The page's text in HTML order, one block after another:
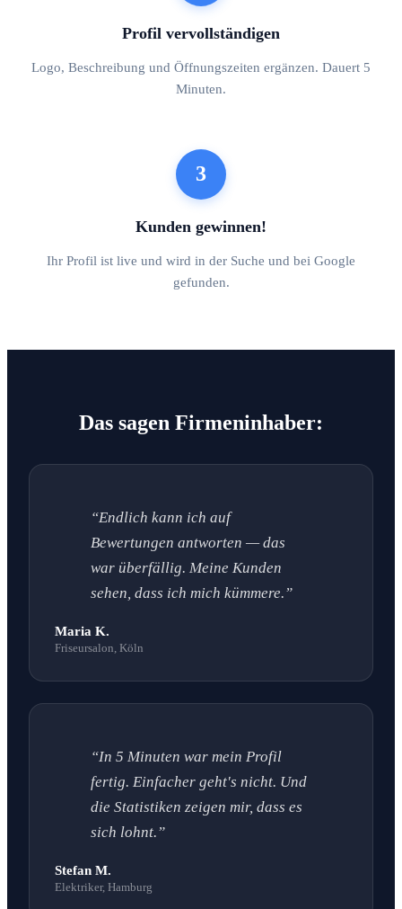
Profil vervollständigen
Logo, Beschreibung und Öffnungszeiten ergänzen. Dauert 5
Minuten.
3
Kunden gewinnen!
Ihr Profil ist live und wird in der Suche und bei Google
gefunden.
Das sagen Firmeninhaber:
“Endlich kann ich auf
Bewertungen antworten — das
war überfällig. Meine Kunden
sehen, dass ich mich kümmere.”
Maria K.
Friseursalon, Köln
“In 5 Minuten war mein Profil
fertig. Einfacher geht's nicht. Und
die Statistiken zeigen mir, dass es
sich lohnt.”
Stefan M.
Elektriker, Hamburg